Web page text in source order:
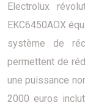
Electrolux
EKC6450AOX
système de
permettent de
une puissance
2000 euros